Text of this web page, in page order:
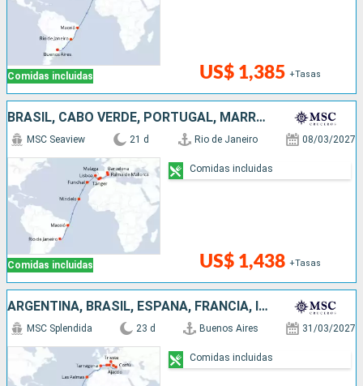
Comidas incluidas US$ 1,385 +Tasas
BRASIL, CABO VERDE, PORTUGAL, MARRUECOS, ESPAÑA
Comidas incluidas
MSC Seaview 21 d Rio de Janeiro 08/03/2027
US$ 1,438 +Tasas
Comidas incluidas
ARGENTINA, BRASIL, ESPAÑA, FRANCIA, ITALIA, GRECIA
MSC Splendida 23 d Buenos Aires 31/03/2027
Comidas incluidas